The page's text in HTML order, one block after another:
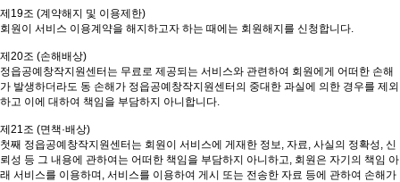
제19조 (계약해지 및 이용제한)
회원이 서비스 이용계약을 해지하고자 하는 때에는 회원해지를 신청합니다.
제20조 (손해배상)
정읍공예창작지원센터는 무료로 제공되는 서비스와 관련하여 회원에게 어떠한 손해
가 발생하더라도 동 손해가 정읍공예창작지원센터의 중대한 과실에 의한 경우를 제외
하고 이에 대하여 책임을 부담하지 아니합니다.
제21조 (면책·배상)
첫째 정읍공예창작지원센터는 회원이 서비스에 게재한 정보, 자료, 사실의 정확성, 신
뢰성 등 그 내용에 관하여는 어떠한 책임을 부담하지 아니하고, 회원은 자기의 책임 아
래 서비스를 이용하며, 서비스를 이용하여 게시 또는 전송한 자료 등에 관하여 손해가